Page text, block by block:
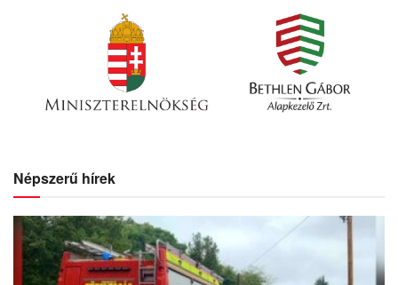
Népszerű hírek